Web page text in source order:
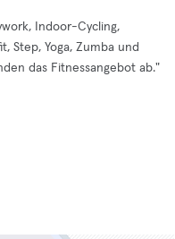
Indoor-Cycling,
Step, Yoga, Zumba und
das Fitnessangebot ab."